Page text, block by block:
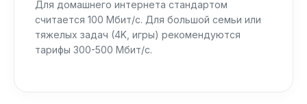
Для домашнего интернета стандартом
считается 100 Мбит/с. Для большой семьи или
тяжелых задач (4K, игры) рекомендуются
тарифы 300-500 Мбит/с.